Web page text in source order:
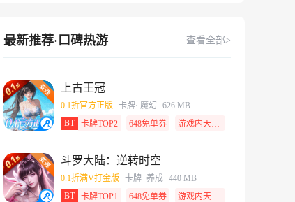
最新推荐·口碑热游 查看全部>
上古王冠
0.1折官方正版 卡牌· 魔幻
626 MB
BT
卡牌TOP2 648免单券 游戏内天天送648
斗罗大陆：逆转时空
0.1折满V打金版 卡牌· 养成 440 MB
BT
卡牌TOP1 648免单券 游戏内天天送648